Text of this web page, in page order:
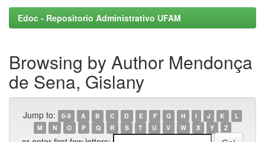
Edoc - Repositorio Administrativo UFAM
Browsing by Author Mendonça
de Sena, Gislany
Jump to: 0-9 A B C D E F G H I J K
L
M
N O P Q R S T U V W X Y Z